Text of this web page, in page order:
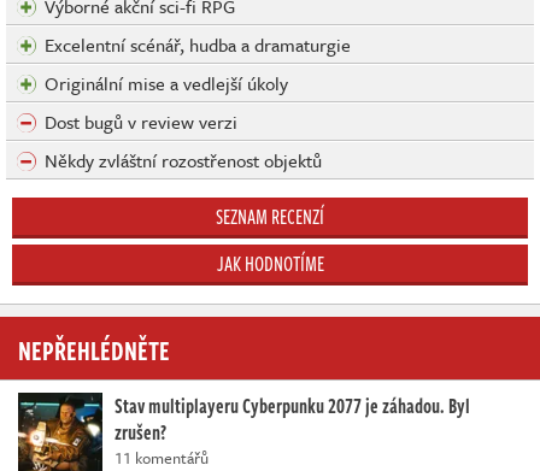
Výborné akční sci-fi RPG
Excelentní scénář, hudba a dramaturgie
Originální mise a vedlejší úkoly
Dost bugů v review verzi
Někdy zvláštní rozostřenost objektů
SEZNAM RECENZÍ
JAK HODNOTÍME
NEPŘEHLÉDNĚTE
Stav multiplayeru Cyberpunku 2077 je záhadou. Byl
zrušen?
11 komentářů